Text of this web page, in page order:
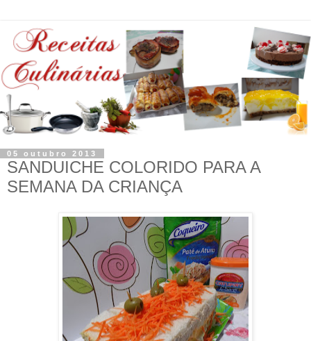
05 outubro 2013
SANDUICHE COLORIDO PARA A
SEMANA DA CRIANÇA